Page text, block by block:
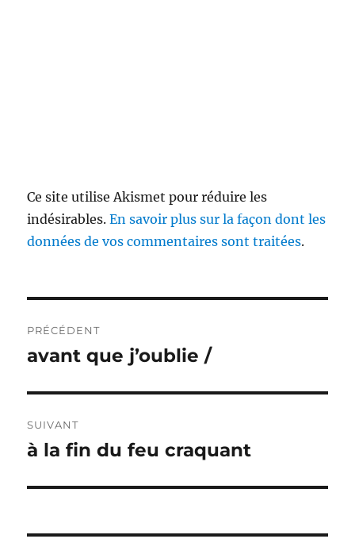
Ce site utilise Akismet pour réduire les
indésirables.En savoir plus sur la façon dont les
données de vos commentaires sont traitées.
de
PRÉCÉDENT
Publication
avant que j’oublie /
SUIVANT
Publication
à la fin du feu craquant